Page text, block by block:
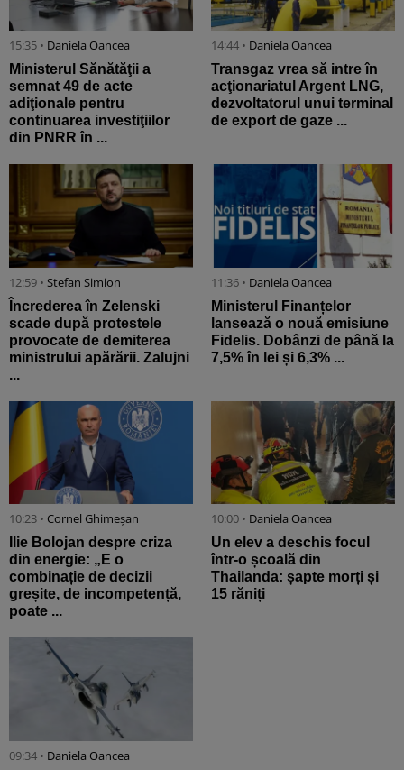
15:35 • Daniela Oancea
Ministerul Sănătăţii a
semnat 49 de acte
adiţionale pentru
continuarea investiţiilor
din PNRR în ...
14:44 • Daniela Oancea
Transgaz vrea să intre în
acţionariatul Argent LNG,
dezvoltatorul unui terminal
de export de gaze ...
12:59 • Stefan Simion
Încrederea în Zelenski
scade după protestele
provocate de demiterea
ministrului apărării. Zalujni
...
11:36 • Daniela Oancea
Ministerul Finanțelor
lansează o nouă emisiune
Fidelis. Dobânzi de până la
7,5% în lei și 6,3% ...
10:23 • Cornel Ghimeșan
Ilie Bolojan despre criza
din energie: „E o
combinație de decizii
greșite, de incompetență,
poate ...
10:00 • Daniela Oancea
Un elev a deschis focul
într-o școală din
Thailanda: șapte morți și
15 răniți
09:34 • Daniela Oancea